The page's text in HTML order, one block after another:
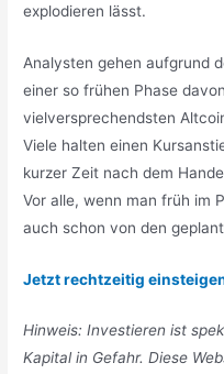
explodieren lässt.
Analysten gehen aufgrund
einer so frühen Phase
vielversprechendsten
Viele halten einen
kurzer Zeit nach dem
Vor alle, wenn man früh im
auch schon von den
Jetzt rechtzeitig
Hinweis: Investieren ist
Kapital in Gefahr. Diese